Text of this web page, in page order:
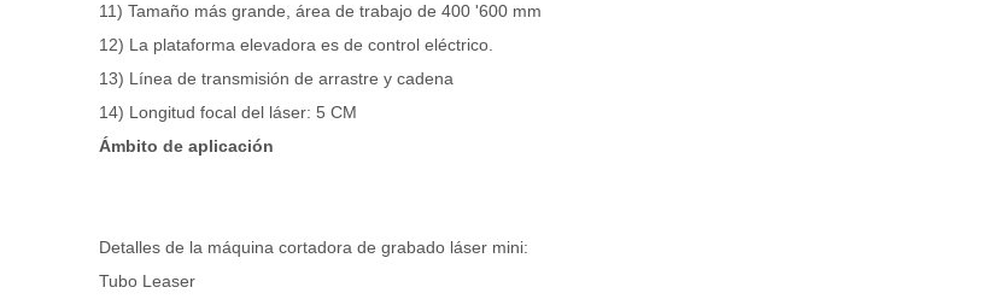
11) Tamaño más grande, área de trabajo de 400 '600 mm
12) La plataforma elevadora es de control eléctrico.
13) Línea de transmisión de arrastre y cadena
14) Longitud focal del láser: 5 CM
Ámbito de aplicación
Detalles de la máquina cortadora de grabado láser mini:
Tubo Leaser